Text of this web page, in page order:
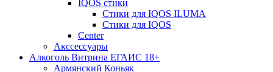
IQOS стики
Стики для IQOS ILUMA
Стики для IQOS
Сenter
Акссессуары
Алкоголь Витрина ЕГАИС 18+
Армянский Коньяк